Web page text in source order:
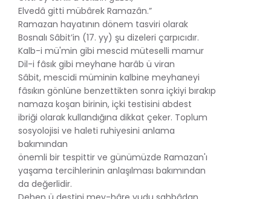
Elvedâ gitti mübârek Ramazân.”
Ramazan hayatının dönem tasviri olarak
Bosnalı Sâbit’in (17. yy) şu dizeleri çarpıcıdır.
Kalb-i mü'min gibi mescid müteselli mamur
Dil-i fâsık gibi meyhane harâb ü viran
Sâbit, mescidi müminin kalbine meyhaneyi
fâsıkın gönlüne benzettikten sonra içkiyi bırakıp
namaza koşan birinin, içki testisini abdest
ibriği olarak kullandığına dikkat çeker. Toplum
sosyolojisi ve haleti ruhiyesini anlama
bakımından
önemli bir tespittir ve günümüzde Ramazan'ı
yaşama tercihlerinin anlaşılması bakımından
da değerlidir.